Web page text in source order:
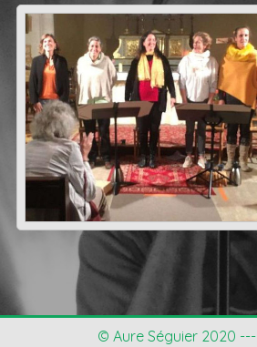
© Aure Séguier 2020 ---